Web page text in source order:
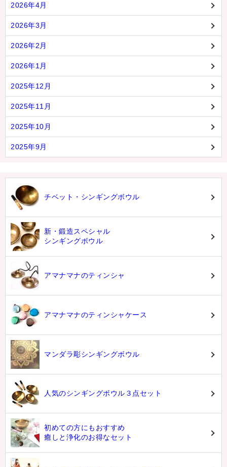
2026年4月
2026年3月
2026年2月
2026年1月
2025年12月
2025年11月
2025年10月
2025年9月
チベット・シンギングボウル
新・鍛造スペシャル
シンギングボウル
アマナマナのティンシャ
アマナマナのティンシャケース
マンダラ彫シンギングボウル
人気のシンギングボウル３点セット
初めての方にもおすすめ
癒しと浄化のお得なセット